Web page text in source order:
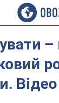
–
Відео